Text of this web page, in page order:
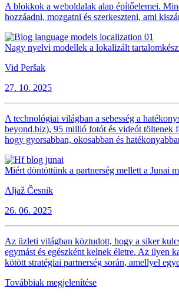
A blokkok a weboldalak alap építőelemei.
hozzáadni, mozgatni és szerkeszteni, ami
Nagy nyelvi modellek a lokalizált
Vid Peršak
27. 10. 2025
A technológiai világban a sebesség a
beyond.biz), 95 millió fotót és videót töltenek
hogy gyorsabban, okosabban és
Miért döntöttünk a partnerség mellett a Junai
Aljaž Česnik
26. 06. 2025
Az üzleti világban köztudott, hogy a siker
egymást és egészként kelnek életre. Az ilyen
kötött stratégiai partnerség során, amellyel
Továbbiak megjelenítése